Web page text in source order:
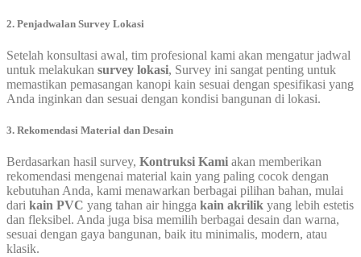
2. Penjadwalan Survey Lokasi
Setelah konsultasi awal, tim profesional kami akan mengatur jadwal
untuk melakukan survey lokasi, Survey ini sangat penting untuk
memastikan pemasangan kanopi kain sesuai dengan spesifikasi yang
Anda inginkan dan sesuai dengan kondisi bangunan di lokasi.
3. Rekomendasi Material dan Desain
Berdasarkan hasil survey, Kontruksi Kami akan memberikan
rekomendasi mengenai material kain yang paling cocok dengan
kebutuhan Anda, kami menawarkan berbagai pilihan bahan, mulai
dari kain PVC yang tahan air hingga kain akrilik yang lebih estetis
dan fleksibel. Anda juga bisa memilih berbagai desain dan warna,
sesuai dengan gaya bangunan, baik itu minimalis, modern, atau
klasik.